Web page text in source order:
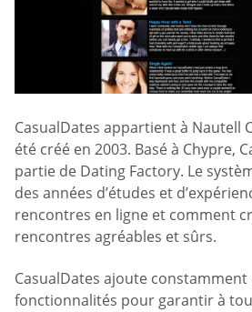
CasualDates appartient à Nautell
été créé en 2003. Basé à Chypre,
partie de Dating Factory. Le
des années d’études et
rencontres en ligne et comment
rencontres agréables et sûrs.
CasualDates ajoute constamment
fonctionnalités pour garantir à